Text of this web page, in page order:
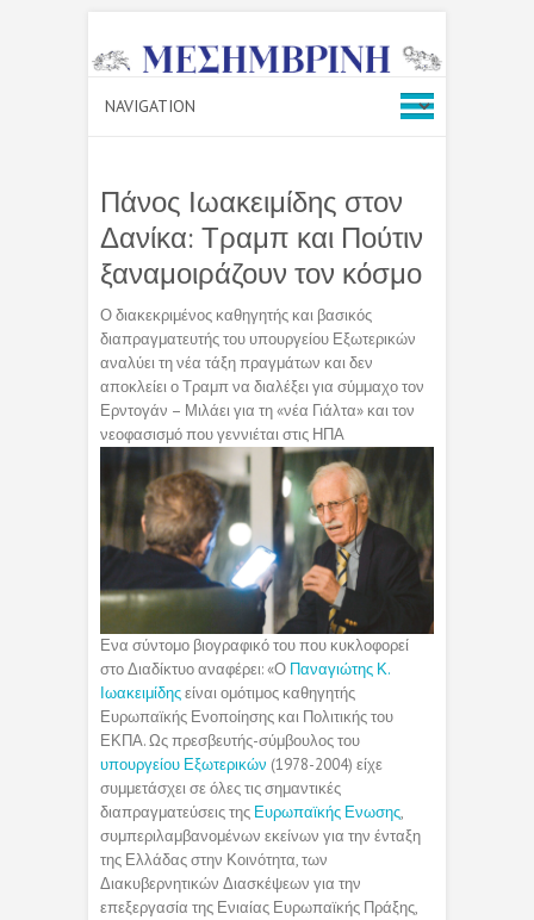
Πάνος Ιωακειμίδης στον
Δανίκα: Τραμπ και Πούτιν
ξαναμοιράζουν τον κόσμο
Ο διακεκριμένος καθηγητής και βασικός
διαπραγματευτής του υπουργείου Εξωτερικών
αναλύει τη νέα τάξη πραγμάτων και δεν
αποκλείει ο Τραμπ να διαλέξει για σύμμαχο τον
Ερντογάν – Μιλάει για τη «νέα Γιάλτα» και τον
νεοφασισμό που γεννιέται στις ΗΠΑ
Ενα σύντομο βιογραφικό του που κυκλοφορεί
στο Διαδίκτυο αναφέρει: «Ο Παναγιώτης Κ.
Ιωακειμίδηςείναι ομότιμος καθηγητής
Ευρωπαϊκής Ενοποίησης και Πολιτικής του
ΕΚΠΑ. Ως πρεσβευτής-σύμβουλος του
υπουργείου Εξωτερικών (1978-2004) είχε
συμμετάσχει σε όλες τις σημαντικές
διαπραγματεύσεις της Ευρωπαϊκής Ενωσης,
συμπεριλαμβανομένων εκείνων για την ένταξη
της Ελλάδας στην Κοινότητα, των
Διακυβερνητικών Διασκέψεων για την
επεξεργασία της Ενιαίας Ευρωπαϊκής Πράξης,